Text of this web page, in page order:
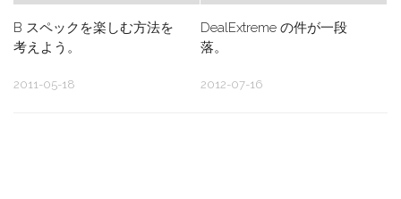
B スペックを楽しむ方法を
考えよう。
2011-05-18
DealExtreme の件が一段
落。
2012-07-16